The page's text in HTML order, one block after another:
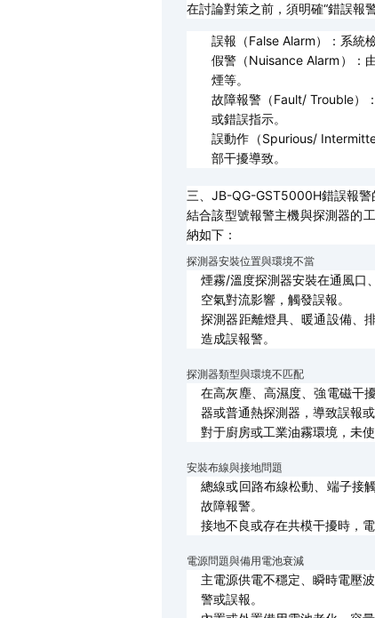
在討論對策之前，須明確“錯誤報
誤報（False Alarm）：系統
假警（Nuisance Alarm）：
煙等。
故障報警（Fault/ Trouble）
或錯誤指示。
誤動作（Spurious/
部干擾導致。
三、JB-QG-GST5000H錯誤報警
結合該型號報警主機與探測器的
納如下：
探測器安裝位置與環境不當
煙霧/溫度探測器安裝在通風口
空氣對流影響，觸發誤報。
探測器距離燈具、暖通設備、
造成誤報警。
探測器類型與環境不匹配
在高灰塵、高濕度、強電磁干
器或普通熱探測器，導致誤報或
對于廚房或工業油霧環境，未
安裝布線與接地問題
總線或回路布線松動、端子接
故障報警。
接地不良或存在共模干擾時，
電源問題與備用電池衰減
主電源供電不穩定、瞬時電壓
警或誤報。